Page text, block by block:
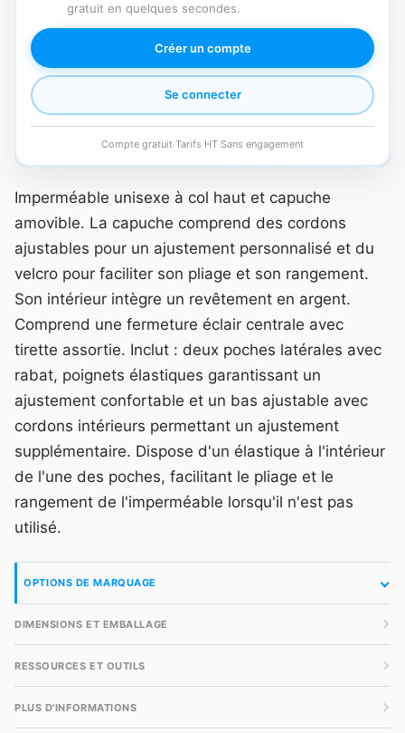
gratuit en quelques secondes.
Créer un compte
Se connecter
Compte gratuit·Tarifs HT·Sans engagement
Imperméable unisexe à col haut et capuche
amovible. La capuche comprend des cordons
ajustables pour un ajustement personnalisé et du
velcro pour faciliter son pliage et son rangement.
Son intérieur intègre un revêtement en argent.
Comprend une fermeture éclair centrale avec
tirette assortie. Inclut : deux poches latérales avec
rabat, poignets élastiques garantissant un
ajustement confortable et un bas ajustable avec
cordons intérieurs permettant un ajustement
supplémentaire. Dispose d'un élastique à l'intérieur
de l'une des poches, facilitant le pliage et le
rangement de l'imperméable lorsqu'il n'est pas
utilisé.
OPTIONS DE MARQUAGE
DIMENSIONS ET EMBALLAGE
RESSOURCES ET OUTILS
PLUS D'INFORMATIONS